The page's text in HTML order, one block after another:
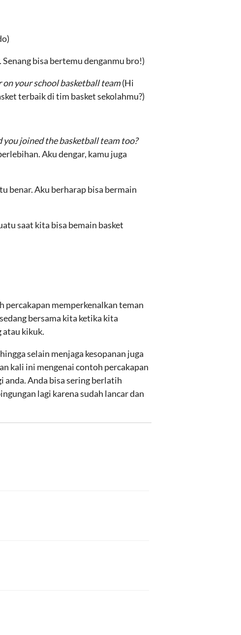
Senang bisa bertemu denganmu bro!)
your school basketball team(Hi
terbaik di tim basket sekolahmu?)
you joined the basketball team too?
Aku dengar, kamu juga
benar. Aku berharap bisa bermain
saat kita bisa bemain basket
percakapan memperkenalkan teman
bersama kita ketika kita
atau kikuk.
selain menjaga kesopanan juga
kali ini mengenai contoh percakapan
anda. Anda bisa sering berlatih
lagi karena sudah lancar dan